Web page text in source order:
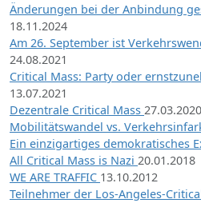
Änderungen bei der Anbindung
18.11.2024
Am 26. September ist
24.08.2021
Critical Mass: Party oder
13.07.2021
Dezentrale Critical Mass 27.03.2020
Mobilitätswandel vs.
Ein einzigartiges demokratisches
All Critical Mass is Nazi 20.01.2018
WE ARE TRAFFIC 13.10.2012
Teilnehmer der Los-Angeles-